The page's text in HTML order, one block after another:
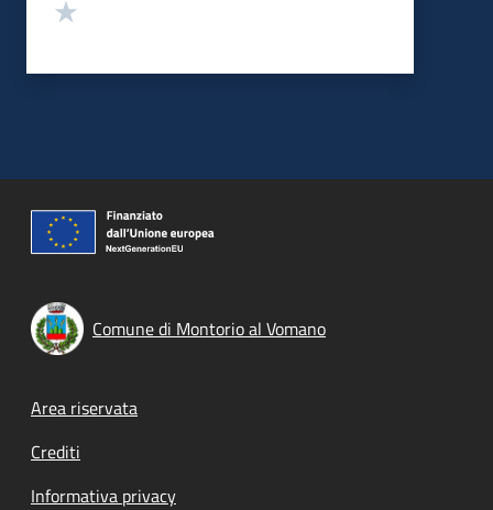
Comune di Montorio al Vomano
Footer menu
Area riservata
Crediti
Informativa privacy